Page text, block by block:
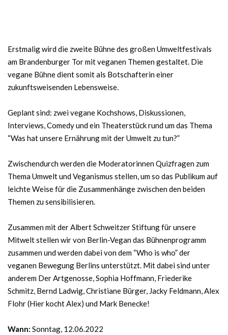
Erstmalig wird die zweite Bühne des großen Umweltfestivals
am Brandenburger Tor mit veganen Themen gestaltet. Die
vegane Bühne dient somit als Botschafterin einer
zukunftsweisenden Lebensweise.
Geplant sind: zwei vegane Kochshows, Diskussionen,
Interviews, Comedy und ein Theaterstück rund um das Thema
“Was hat unsere Ernährung mit der Umwelt zu tun?”
Zwischendurch werden die Moderatorinnen Quizfragen zum
Thema Umwelt und Veganismus stellen, um so das Publikum auf
leichte Weise für die Zusammenhänge zwischen den beiden
Themen zu sensibilisieren.
Zusammen mit der Albert Schweitzer Stiftung für unsere
Mitwelt stellen wir von Berlin-Vegan das Bühnenprogramm
zusammen und werden dabei von dem “Who is who” der
veganen Bewegung Berlins unterstützt. Mit dabei sind unter
anderem Der Artgenosse, Sophia Hoffmann, Friederike
Schmitz, Bernd Ladwig, Christiane Bürger, Jacky Feldmann, Alex
Flohr (Hier kocht Alex) und Mark Benecke!
Wann: Sonntag, 12.06.2022